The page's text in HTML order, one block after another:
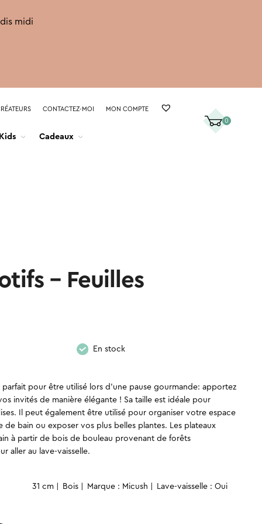
midi
CONTACTEZ-MOI MON COMPTE
Kids Cadeaux
0
– Feuilles
En stock
pour être utilisé lors d’une pause gourmande: apportez
invités de manière élégante ! Sa taille est idéale pour
Il peut également être utilisé pour organiser votre espace
de bain ou exposer vos plus belles plantes. Les plateaux
à partir de bois de bouleau provenant de forêts
aller au lave-vaisselle.
quantité31 cm Bois Marque : Micush Lave-vaisselle : Oui